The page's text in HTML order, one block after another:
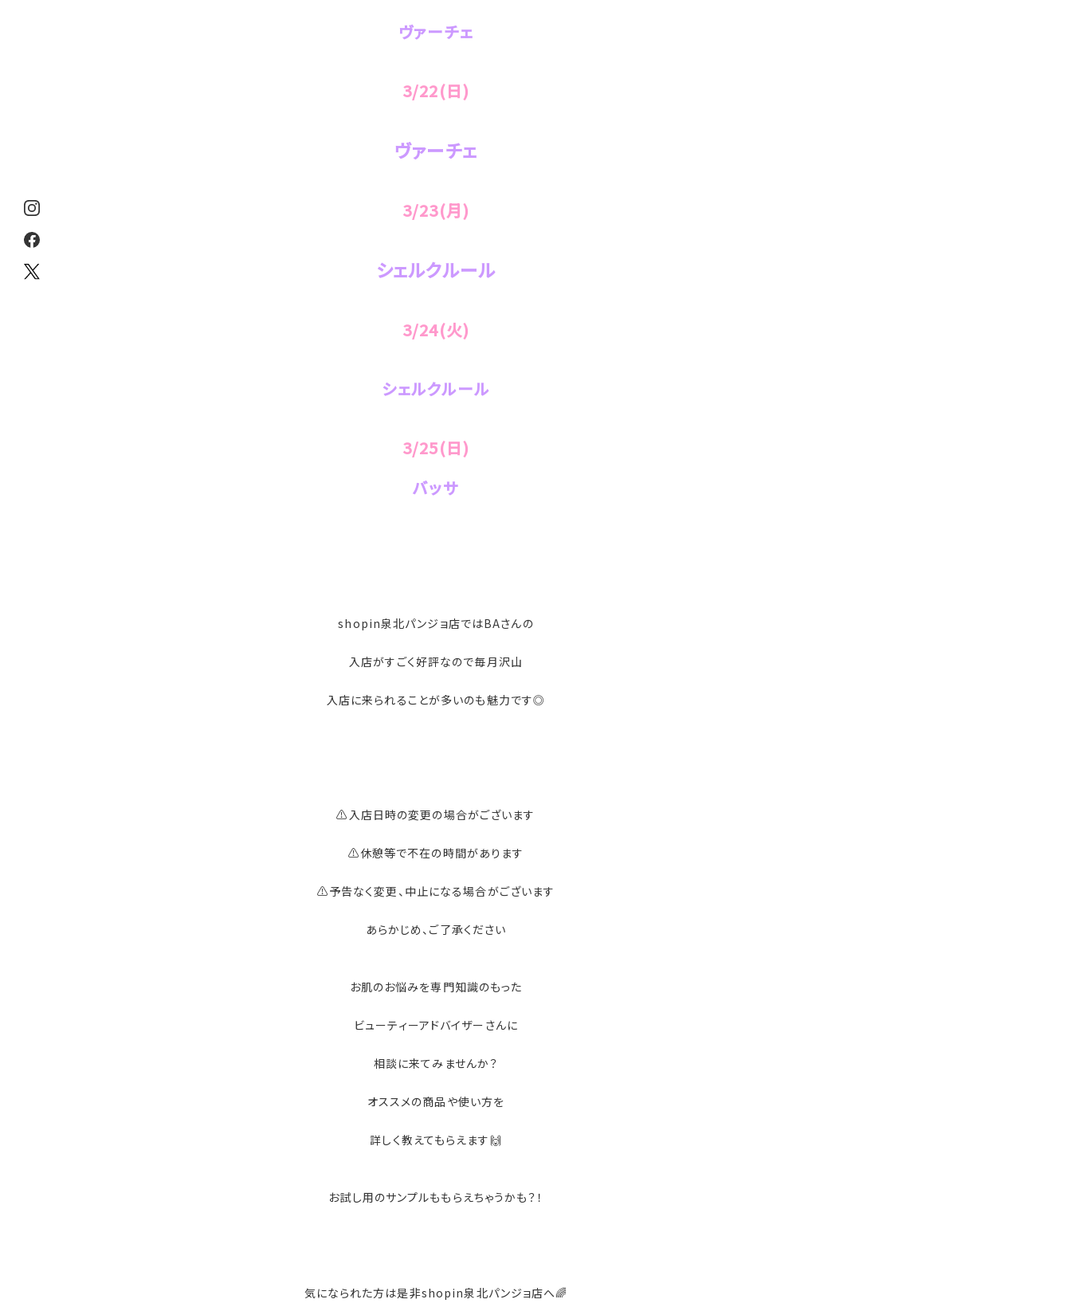
ヴァーチェ
3/22(日)
ヴァーチェ
3/23(月)
シェルクルール
3/24(火)
シェルクルール
3/25(日)
バッサ
shopin泉北パンジョ店ではBAさんの
入店がすごく好評なので毎月沢山
入店に来られることが多いのも魅力です◎
⚠入店日時の変更の場合がございます
⚠休憩等で不在の時間があります
⚠予告なく変更、中止になる場合がございます
あらかじめ、ご了承ください
お肌のお悩みを専門知識のもった
ビューティーアドバイザーさんに
相談に来てみませんか？
オススメの商品や使い方を
詳しく教えてもらえます🙌
お試し用のサンプルももらえちゃうかも？！
気になられた方は是非shopin泉北パンジョ店へ🌈